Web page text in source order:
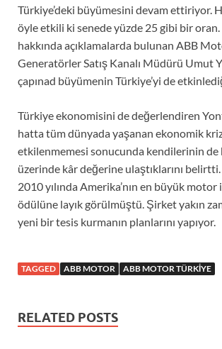
Türkiye’deki büyümesini devam ettiriyor.
öyle etkili ki senede yüzde 25 gibi bir
hakkında açıklamalarda bulunan ABB
Generatörler Satış Kanalı Müdürü Umut
çapınad büyümenin Türkiye’yi de
Türkiye ekonomisini de değerlendiren
hatta tüm dünyada yaşanan ekonomik
etkilenmemesi sonucunda kendilerinin
üzerinde kâr değerine ulaştıklarını belirtti.
2010 yılında Amerika’nın en büyük motor
ödülüne layık görülmüştü. Şirket yakın
yeni bir tesis kurmanın planlarını yapıyor.
TAGGED ABB MOTOR ABB MOTOR TÜRKIYE
RELATED POSTS